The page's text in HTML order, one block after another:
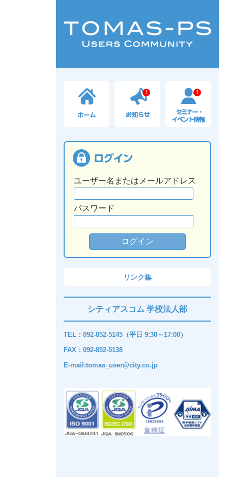
1 1
ユーザー名またはメールアドレス
パスワード
リンク集
シティアスコム 学校法人部
TEL：092-852-5145（平日 9:30～17:00）
FAX：092-852-5138
E-mail:tomas_user@city.co.jp